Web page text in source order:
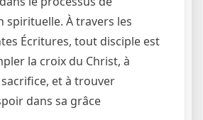
À travers les
Écritures, tout disciple est
la croix du Christ, à
et à trouver
dans sa grâce